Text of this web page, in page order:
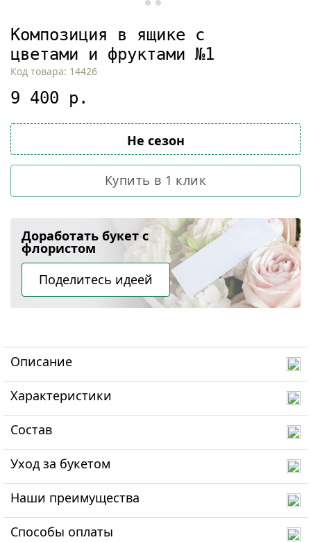
Композиция в ящике с
цветами и фруктами №1
Код товара: 14426
9 400 р.
Не сезон
Купить в 1 клик
Доработать букет с
флористом
Поделитесь идеей
Описание
Характеристики
Состав
Уход за букетом
Наши преимущества
Способы оплаты